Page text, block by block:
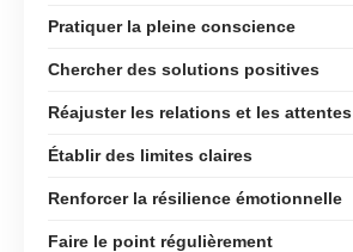
Pratiquer la pleine conscience
Chercher des solutions positives
Réajuster les relations et les attentes
Établir des limites claires
Renforcer la résilience émotionnelle
Faire le point régulièrement